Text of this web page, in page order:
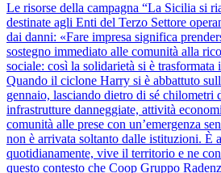
Le risorse della campagna “La Sicilia si
destinate agli Enti del Terzo Settore
dai danni: «Fare impresa significa
sostegno immediato alle comunità alla
sociale: così la solidarietà si è trasformata
Quando il ciclone Harry si è abbattuto
gennaio, lasciando dietro di sé chilometri
infrastrutture danneggiate, attività
comunità alle prese con un’emergenza
non è arrivata soltanto dalle istituzioni. È
quotidianamente, vive il territorio e ne
questo contesto che Coop Gruppo